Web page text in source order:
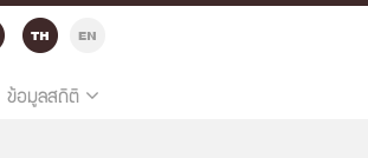
ข้อมูลสถิติ